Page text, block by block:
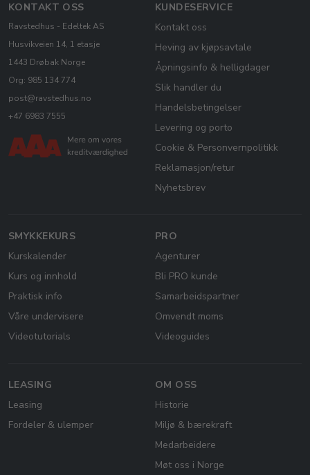
KONTAKT OSS
Ravstedhus - Edeltek AS
Husvikveien 14, 1 etasje
1443 Drøbak Norge
Org: 985 134 774
post@ravstedhus.no
+47 6983 7555
KUNDESERVICE
Kontakt oss
Heving av kjøpsavtale
Åpningsinfo & helligdager
Slik handler du
Handelsbetingelser
Levering og porto
Cookie & Personvernpolitikk
Reklamasjon/retur
Nyhetsbrev
SMYKKEKURS
Kurskalender
Kurs og innhold
Praktisk info
Våre undervisere
Videotutorials
PRO
Agenturer
Bli PRO kunde
Samarbeidspartner
Omvendt moms
Videoguides
LEASING
Leasing
Fordeler & ulemper
OM OSS
Historie
Miljø & bærekraft
Medarbeidere
Møt oss i Norge